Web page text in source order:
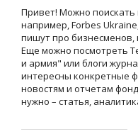
Привет! Можно
например, Forbes
пишут про
Еще можно посмотреть
и армия" или блоги
интересны конкретные
новостям и отчетам
нужно – статья,